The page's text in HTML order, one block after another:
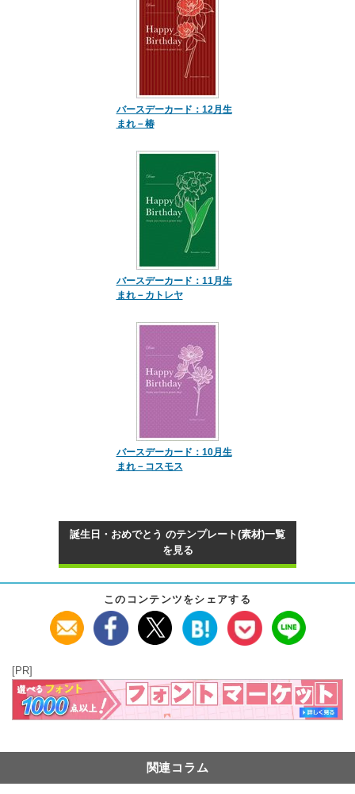
バースデーカード：12月生
まれ－椿
バースデーカード：11月生
まれ－カトレヤ
バースデーカード：10月生
まれ－コスモス
誕生日・おめでとう のテンプレート(素材)一覧
を見る
このコンテンツをシェアする
[PR]
関連コラム